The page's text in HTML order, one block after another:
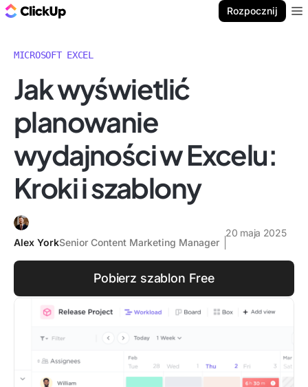
Rozpocznij
MICROSOFT EXCEL
Jak wyświetlić
planowanie
wydajności w Excelu:
Kroki i szablony
Alex YorkSenior Content Marketing Manager
20 maja 2025
Pobierz szablon Free